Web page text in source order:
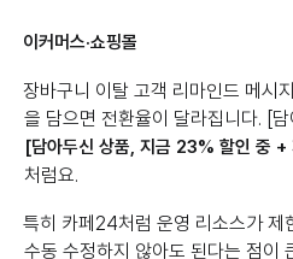
이커머스·쇼핑몰
장바구니 이탈 고객 리마인드 메시
을 담으면 전환율이 달라집니다. [
[담아두신 상품, 지금 23% 할인 중 +
처럼요.
특히 카페24처럼 운영 리소스가 제
수동 수정하지 않아도 된다는 점이